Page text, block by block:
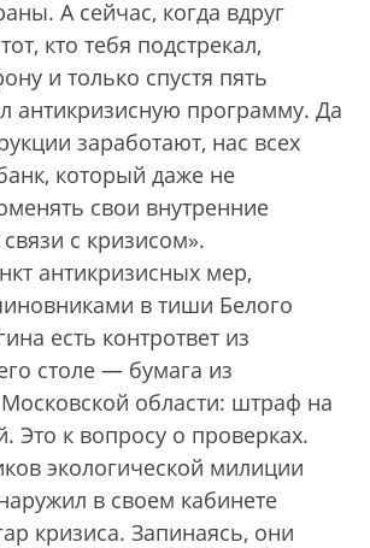
А сейчас, когда вдруг
кто тебя подстрекал,
и только спустя пять
антикризисную программу. Да
заработают, нас всех
который даже не
свои внутренние
с кризисом».
антикризисных мер,
в тиши Белого
есть контрответ из
столе — бумага из
области: штраф на
Это к вопросу о проверках.
экологической милиции
в своем кабинете
кризиса. Запинаясь, они